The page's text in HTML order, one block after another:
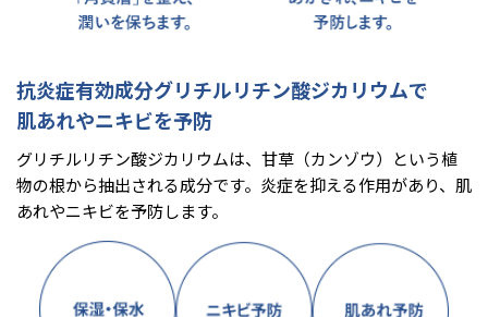
抗炎症有効成分グリチルリチン酸ジカリウムで
肌あれやニキビを予防
グリチルリチン酸ジカリウムは、甘草（カンゾウ）という植
物の根から抽出される成分です。炎症を抑える作用があり、肌
あれやニキビを予防します。